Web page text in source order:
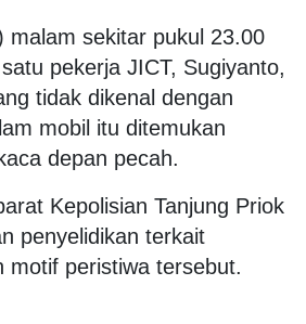
malam sekitar pukul 23.00
pekerja JICT, Sugiyanto,
tidak dikenal dengan
mobil itu ditemukan
depan pecah.
Kepolisian Tanjung Priok
penyelidikan terkait
motif peristiwa tersebut.